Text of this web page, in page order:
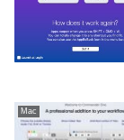
Mac